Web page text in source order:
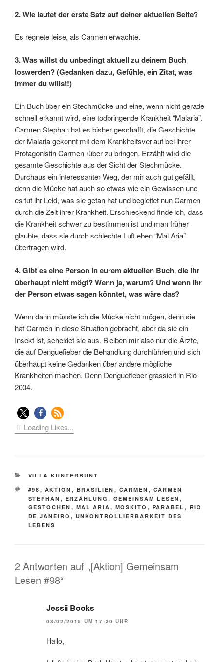
2. Wie lautet der erste Satz auf deiner aktuellen Seite?
Es regnete leise, als Carmen erwachte.
3. Was willst du unbedingt aktuell zu deinem Buch
loswerden? (Gedanken dazu, Gefühle, ein Zitat, was
immer du willst!)
Ein Buch über ein Stechmücke und eine, wenn nicht gerade
schnell erkannt wird, eine todbringende Krankheit “Malaria”.
Carmen Stephan hat es bisher geschafft, die Geschichte
der Malaria gekonnt mit dem Krankheitsverlauf bei ihrer
Protagonistin Carmen rüber zu bringen. Erzählt wird die
gesamte Geschichte aus der Sicht der Stechmücke.
Durchaus ein interessanter Weg, der mir auch gut gefällt,
denn die Mücke hat auch so etwas wie ein Gewissen und
es tut ihr Leid, was sie getan hat und begleitet nun Carmen
durch die Zeit ihrer Krankheit. Erschreckend finde ich, dass
die Krankheit schwer zu bestimmen ist und man früher
glaubte, dass sie durch schlechte Luft eben “Mal Aria”
übertragen wird.
4. Gibt es eine Person in eurem aktuellen Buch, die ihr
überhaupt nicht mögt? Wenn ja, warum? Und wenn ihr
der Person etwas sagen könntet, was wäre das?
Wenn dann müsste ich die Mücke nicht mögen, denn sie
hat Carmen in diese Situation gebracht, aber da sie ein
Insekt ist, scheidet sie aus. Bleiben mir also nur die Ärzte,
die auf Denguefieber die Behandlung durchführen und sich
überhaupt keine Gedanken über andere mögliche
Krankheiten machen. Denn Denguefieber grassiert in Rio
2004.
Loading Likes...
KATEGORIEN
VILLA KUNTERBUNT
SCHLAGWÖRTER
#98 , AKTION , BRASILIEN , CARMEN , CARMEN
STEPHAN , ERZÄHLUNG , GEMEINSAM LESEN ,
GESTOCHEN , MAL ARIA , MOSKITO , PARABEL , RIO
DE JANEIRO , UNKONTROLLIERBARKEIT DES
LEBENS
2 Antworten auf „[Aktion] Gemeinsam
Lesen #98“
Jessii Books
03/02/2015 UM 17:30 UHR
Hallo,